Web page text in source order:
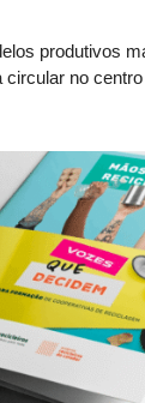
produtivos
no